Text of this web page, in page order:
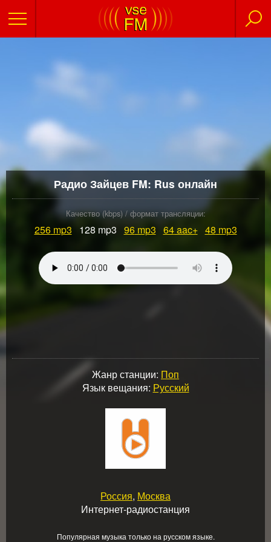
Радио Зайцев FM: Rus онлайн
Качество (kbps) / формат трансляции:
256mp3 128 mp3 96mp3 64aac+ 48 mp3
Жанр станции: Поп
Язык вещания: Русский
Россия, Москва
Интернет-радиостанция
Популярная музыка только на русском языке.